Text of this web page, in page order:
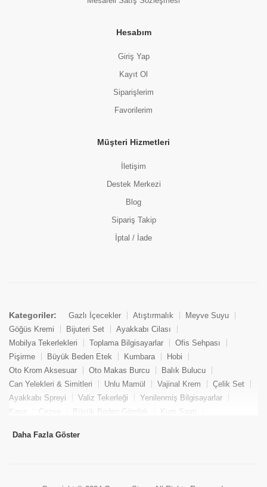
Hesabım
Giriş Yap
Kayıt Ol
Siparişlerim
Favorilerim
Müşteri Hizmetleri
İletişim
Destek Merkezi
Blog
Sipariş Takip
İptal / İade
Kategoriler: Gazlı İçecekler Atıştırmalık
Meyve Suyu
Göğüs Kremi
Bijuteri Set
Ayakkabı Cilası
Mobilya Tekerlekleri
Toplama Bilgisayarlar
Ofis Sehpası
Pişirme
Büyük Beden Etek Kumbara
Hobi
Oto Krom Aksesuar
Oto Makas Burcu
Balık Bulucu
Can Yelekleri & Simitleri
Unlu Mamül Vajinal Krem
Çelik Set
Ayakkabı Spreyi
Valiz Tekerleği
Yenilenmiş Bilgisayarlar
Kasa
Cezve Büyük Beden Gömlek
Kum Saati
Tekne Bağlama & Demirleme
Daha Fazla Göster